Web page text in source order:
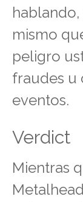
mismo
peligro
fraudes u
eventos.
Verdict
Mientras